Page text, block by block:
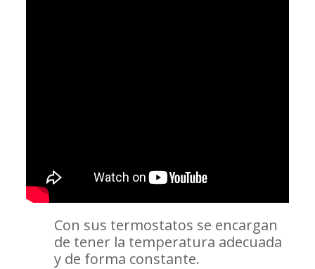
Con sus termostatos se encargan
de tener la temperatura adecuada
y de forma constante.